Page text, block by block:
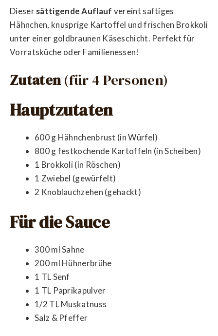
Diesersättigende Auflauf vereint saftiges
Hähnchen, knusprige Kartoffel und frischen Brokkoli
unter einer goldbraunen Käseschicht. Perfekt für
Vorratsküche oder Familienessen!
Zutaten(für 4 Personen)
Hauptzutaten
600 g Hähnchenbrust (in Würfel)
800 g festkochende Kartoffeln (in Scheiben)
1 Brokkoli (in Röschen)
1 Zwiebel (gewürfelt)
2 Knoblauchzehen (gehackt)
Für die Sauce
300 ml Sahne
200 ml Hühnerbrühe
1 TL Senf
1 TL Paprikapulver
1/2 TL Muskatnuss
Salz & Pfeffer